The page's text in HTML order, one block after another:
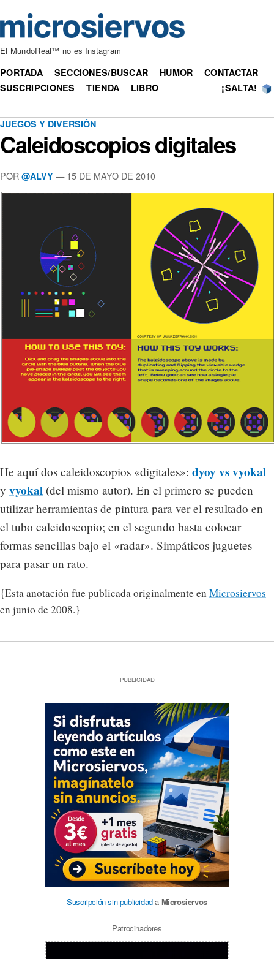
El MundoReal™ no es Instagram
PORTADA SECCIONES/BUSCAR HUMOR
CONTACTAR
SUSCRIPCIONES
TIENDA LIBRO ¡SALTA!
JUEGOS Y DIVERSIÓN
Caleidoscopios digitales
POR @ALVY — 15 DE MAYO DE 2010
He aquí dos caleidoscopios «digitales»: dyoy vs vyokal
y vyokal (del mismo autor). En el primero se pueden
utilizar herramientas de pintura para ver el resultado en
el tubo caleidoscopio; en el segundo basta colocar
formas sencillas bajo el «radar». Simpáticos juguetes
para pasar un rato.
{Esta anotación fue publicada originalmente enMicrosiervos
en junio de 2008.}
PUBLICIDAD
Suscripción sin publicidada Microsiervos
Patrocinadores